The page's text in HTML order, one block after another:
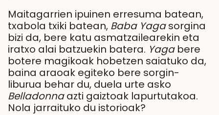
Maitagarrien ipuinen erresuma batean,
txabola txiki batean, Baba Yagasorgina
bizi da, bere katu asmatzailearekin eta
iratxo alai batzuekin batera. Yagabere
botere magikoak hobetzen saiatuko da,
baina araoak egiteko bere sorgin-
liburua behar du, duela urte asko
Belladonnaazti gaiztoak lapurtutakoa.
Nola jarraituko du istorioak?